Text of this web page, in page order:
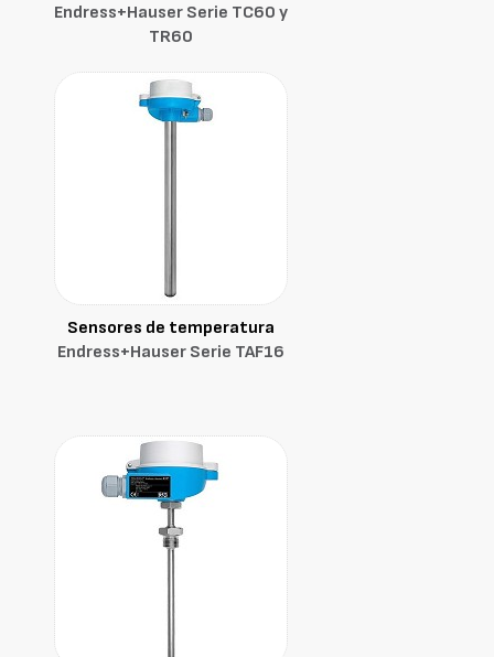
Endress+Hauser Serie TC60 y
TR60
Sensores de temperatura
Endress+Hauser Serie TAF16